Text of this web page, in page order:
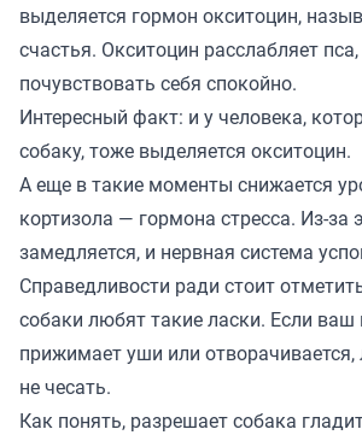
выделяется гормон окситоцин,
счастья. Окситоцин расслабляет
почувствовать себя спокойно.
Интересный факт: и у человека,
собаку, тоже выделяется окситоцин.
А еще в такие моменты снижается
кортизола — гормона стресса. Из-за
замедляется, и нервная система
Справедливости ради стоит
собаки любят такие ласки. Если ваш
прижимает уши или
не чесать.
Как понять, разрешает собака